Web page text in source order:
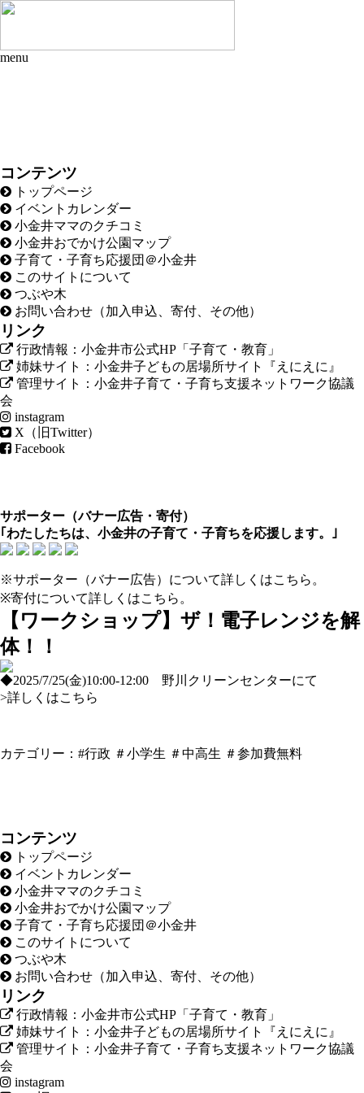
menu
コンテンツ
トップページ
イベントカレンダー
小金井ママのクチコミ
小金井おでかけ公園マップ
子育て・子育ち応援団＠小金井
このサイトについて
つぶや木
お問い合わせ（加入申込、寄付、その他）
リンク
行政情報：小金井市公式HP「子育て・教育」
姉妹サイト：小金井子どもの居場所サイト『えにえに』
管理サイト：小金井子育て・子育ち支援ネットワーク協議
会
instagram
X（旧Twitter）
Facebook
サポーター（バナー広告 ・ 寄付）
｢わたしたちは、小金井の子育て・子育ちを応援します。｣
※サポーター（バナー広告）について詳しくはこちら 。
※寄付について詳しくはこちら 。
【ワークショップ】ザ！電子レンジを解
体！！
◆2025/7/25(金)10:00-12:00 野川クリーンセンターにて
>詳しくはこちら
カテゴリー： #行政 ＃小学生 ＃中高生 ＃参加費無料
コンテンツ
トップページ
イベントカレンダー
小金井ママのクチコミ
小金井おでかけ公園マップ
子育て・子育ち応援団＠小金井
このサイトについて
つぶや木
お問い合わせ（加入申込、寄付、その他）
リンク
行政情報：小金井市公式HP「子育て・教育」
姉妹サイト：小金井子どもの居場所サイト『えにえに』
管理サイト：小金井子育て・子育ち支援ネットワーク協議
会
instagram